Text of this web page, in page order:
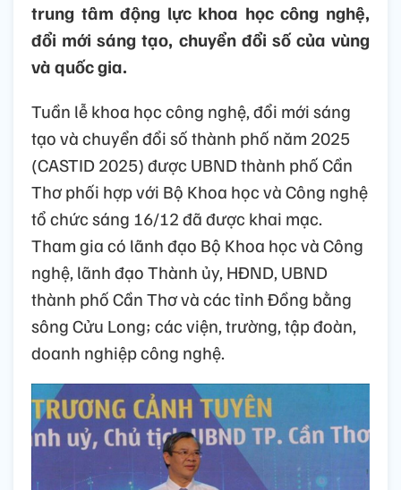
trung tâm động lực khoa học công nghệ,
đổi mới sáng tạo, chuyển đổi số của vùng
và quốc gia.
Tuần lễ khoa học công nghệ, đổi mới sáng
tạo và chuyển đổi số thành phố năm 2025
(CASTID 2025) được UBND thành phố Cần
Thơ phối hợp với Bộ Khoa học và Công nghệ
tổ chức sáng 16/12 đã được khai mạc.
Tham gia có lãnh đạo Bộ Khoa học và Công
nghệ, lãnh đạo Thành ủy, HĐND, UBND
thành phố Cần Thơ và các tỉnh Đồng bằng
sông Cửu Long; các viện, trường, tập đoàn,
doanh nghiệp công nghệ.